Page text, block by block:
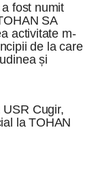
Cugir propria
o expoziție din
Prodan”
prin
fost numit
SA
activitate m-
de la care
și
Cugir,
la TOHAN